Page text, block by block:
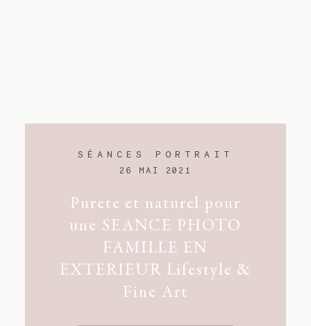
SÉANCES PORTRAIT
26 MAI 2021
Purete et naturel pour
une SEANCE PHOTO
FAMILLE EN
EXTERIEUR Lifestyle &
Fine Art